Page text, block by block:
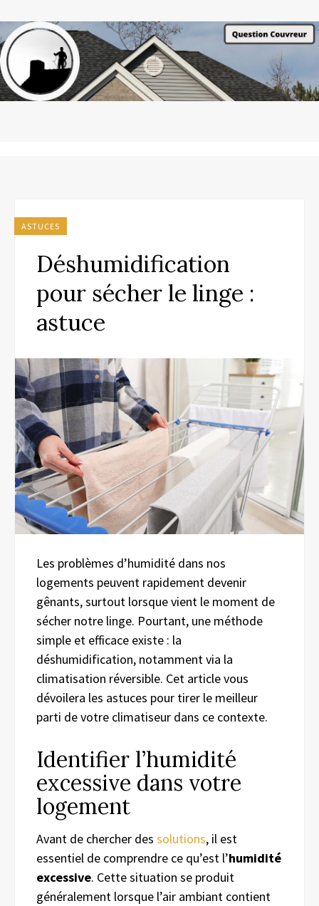
ASTUCES
Déshumidification
pour sécher le linge :
astuce
Les problèmes d’humidité dans nos
logements peuvent rapidement devenir
gênants, surtout lorsque vient le moment de
sécher notre linge. Pourtant, une méthode
simple et efficace existe : la
déshumidification, notamment via la
climatisation réversible. Cet article vous
dévoilera les astuces pour tirer le meilleur
parti de votre climatiseur dans ce contexte.
Identifier l’humidité
excessive dans votre
logement
Avant de chercher des solutions, il est
essentiel de comprendre ce qu’est l’humidité
excessive. Cette situation se produit
généralement lorsque l’air ambiant contient